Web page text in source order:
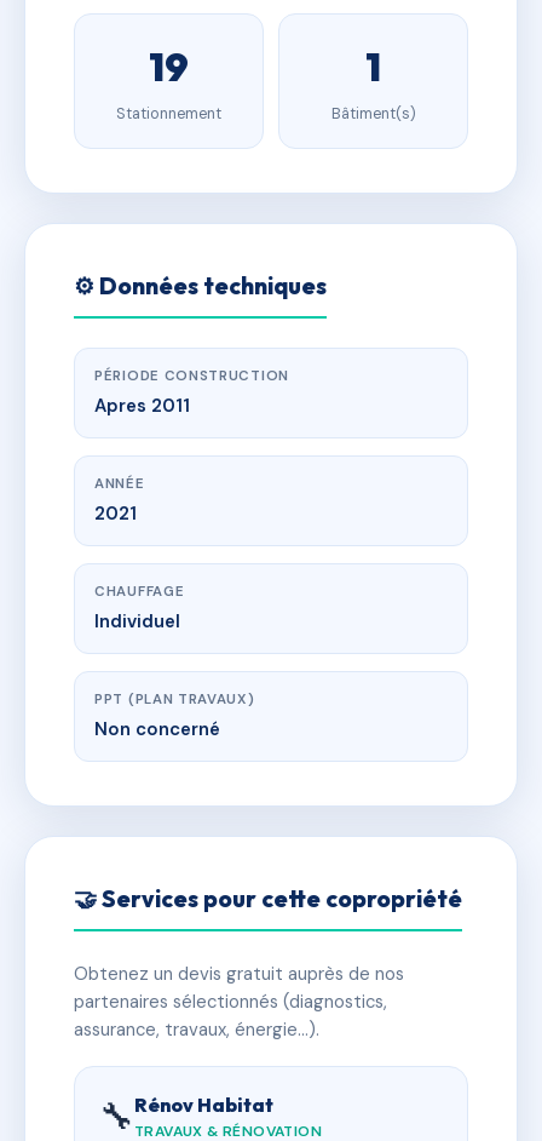
19
Stationnement
1
Bâtiment(s)
⚙️ Données techniques
PÉRIODE CONSTRUCTION
Apres 2011
ANNÉE
2021
CHAUFFAGE
Individuel
PPT (PLAN TRAVAUX)
Non concerné
🤝 Services pour cette copropriété
Obtenez un devis gratuit auprès de nos
partenaires sélectionnés (diagnostics,
assurance, travaux, énergie…).
🔧 Rénov Habitat
TRAVAUX & RÉNOVATION